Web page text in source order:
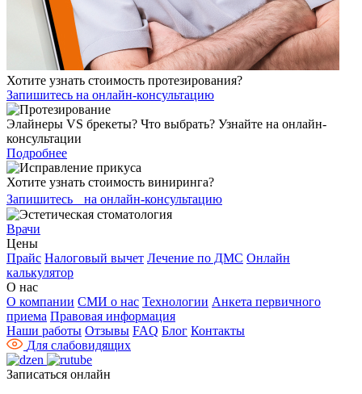
Хотите узнать стоимость протезирования?
Запишитесь на онлайн-консультацию
Элайнеры VS брекеты? Что выбрать? Узнайте на онлайн-
консультации
Подробнее
Хотите узнать стоимость виниринга?
Запишитесь на онлайн-консультацию
Врачи
Цены
Прайс Налоговый вычет Лечение по ДМС Онлайн
калькулятор
О нас
О компании СМИ о нас Технологии Анкета первичного
приема Правовая информация
Наши работы Отзывы FAQ Блог Контакты
Для слабовидящих
Записаться онлайн